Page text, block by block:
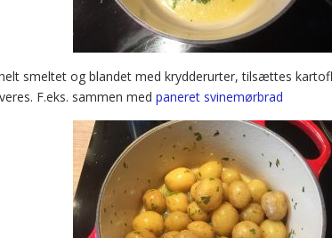
smeltet og blandet med krydderurter, tilsættes
F.eks. sammen med paneret svinemørbrad